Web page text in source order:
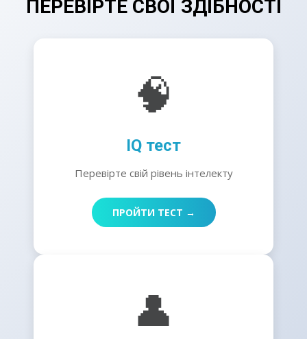
ПЕРЕВІРТЕ СВОЇ ЗДІБНОСТІ
🧠
IQ тест
Перевірте свій рівень інтелекту
ПРОЙТИ ТЕСТ →
👤